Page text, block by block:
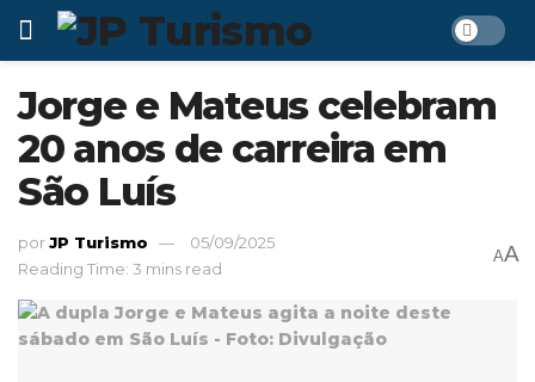
Jorge e Mateus celebram
20 anos de carreira em
São Luís
porJP Turismo
05/09/2025
Reading Time: 3 mins read
AA